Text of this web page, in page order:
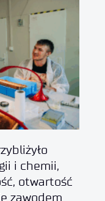
i chemii,
otwartość
zawodem